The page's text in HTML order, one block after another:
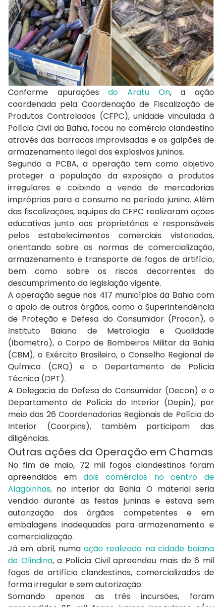
Conforme apuraçõesdo Aratu On, a ação
coordenada pela Coordenação de Fiscalização de
Produtos Controlados (CFPC), unidade vinculada à
Polícia Civil da Bahia, focou no comércio clandestino
através das barracas improvisadas e os galpões de
armazenamento ilegal dos explosivos juninos.
Segundo a PCBA, a operação tem como objetivo
proteger a população da exposição a produtos
irregulares e coibindo a venda de mercadorias
impróprias para o consumo no período junino. Além
das fiscalizações, equipes da CFPC realizaram ações
educativas junto aos proprietários e responsáveis
pelos estabelecimentos comerciais vistoriados,
orientando sobre as normas de comercialização,
armazenamento e transporte de fogos de artifício,
bem como sobre os riscos decorrentes do
descumprimento da legislação vigente.
A operação segue nos 417 municípios da Bahia com
o apoio de outros órgãos, como a Superintendência
de Proteção e Defesa do Consumidor (Procon), o
Instituto Baiano de Metrologia e Qualidade
(Ibametro), o Corpo de Bombeiros Militar da Bahia
(CBM), o Exército Brasileiro, o Conselho Regional de
Química (CRQ) e o Departamento de Polícia
Técnica (DPT).
A Delegacia de Defesa do Consumidor (Decon) e o
Departamento de Polícia do Interior (Depin), por
meio das 26 Coordenadorias Regionais de Polícia do
Interior (Coorpins), também participam das
diligências.
Outras ações da Operação em Chamas
No fim de maio, 72 mil fogos clandestinos foram
apreendidos emdois comércios no centro de
Alagoinhas, no interior da Bahia. O material seria
vendido durante as festas juninas e estava sem
autorização dos órgãos competentes e em
embalagens inadequadas para armazenamento e
comercialização.
Já em abril, numa ação realizada na cidade baiana
de Olindina, a Polícia Civil apreendeu mais de 6 mil
fogos de artifício clandestinos, comercializados de
forma irregular e sem autorização.
Somando apenas as três incursões, foram